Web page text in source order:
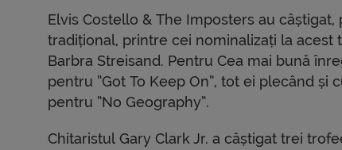
Elvis Costello & The Imposters au
tradițional, printre cei nominalizați la acest
Barbra Streisand. Pentru Cea mai bună
pentru ”Got To Keep On”, tot ei plecând
pentru ”No Geography”.
Chitaristul Gary Clark Jr. a câștigat trei